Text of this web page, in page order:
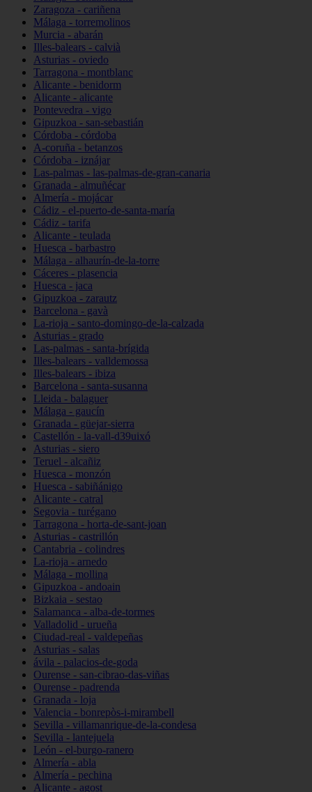
Zaragoza - cariñena
Málaga - torremolinos
Murcia - abarán
Illes-balears - calvià
Asturias - oviedo
Tarragona - montblanc
Alicante - benidorm
Alicante - alicante
Pontevedra - vigo
Gipuzkoa - san-sebastián
Córdoba - córdoba
A-coruña - betanzos
Córdoba - iznájar
Las-palmas - las-palmas-de-gran-canaria
Granada - almuñécar
Almería - mojácar
Cádiz - el-puerto-de-santa-maría
Cádiz - tarifa
Alicante - teulada
Huesca - barbastro
Málaga - alhaurín-de-la-torre
Cáceres - plasencia
Huesca - jaca
Gipuzkoa - zarautz
Barcelona - gavà
La-rioja - santo-domingo-de-la-calzada
Asturias - grado
Las-palmas - santa-brígida
Illes-balears - valldemossa
Illes-balears - ibiza
Barcelona - santa-susanna
Lleida - balaguer
Málaga - gaucín
Granada - güejar-sierra
Castellón - la-vall-d39uixó
Asturias - siero
Teruel - alcañiz
Huesca - monzón
Huesca - sabiñánigo
Alicante - catral
Segovia - turégano
Tarragona - horta-de-sant-joan
Asturias - castrillón
Cantabria - colindres
La-rioja - arnedo
Málaga - mollina
Gipuzkoa - andoain
Bizkaia - sestao
Salamanca - alba-de-tormes
Valladolid - urueña
Ciudad-real - valdepeñas
Asturias - salas
ávila - palacios-de-goda
Ourense - san-cibrao-das-viñas
Ourense - padrenda
Granada - loja
Valencia - bonrepòs-i-mirambell
Sevilla - villamanrique-de-la-condesa
Sevilla - lantejuela
León - el-burgo-ranero
Almería - abla
Almería - pechina
Alicante - agost